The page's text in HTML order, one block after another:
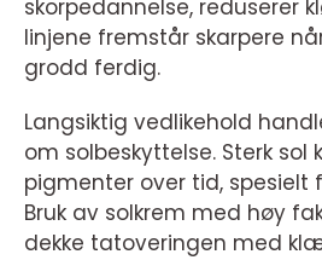
skorpedannelse, reduserer
linjene fremstår skarpere
grodd ferdig.
Langsiktig vedlikehold
om solbeskyttelse. Sterk sol
pigmenter over tid, spesielt
Bruk av solkrem med høy
dekke tatoveringen med